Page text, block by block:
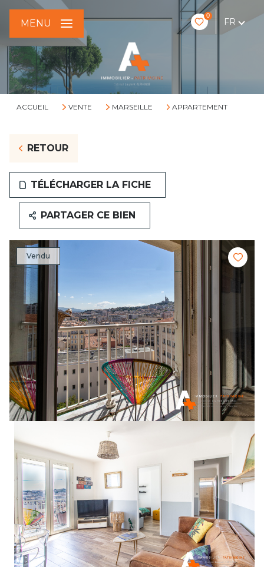
0
FR
MENU
ACCUEIL VENTE MARSEILLE APPARTEMENT
RETOUR
TÉLÉCHARGER LA FICHE
PARTAGER CE BIEN
Vendu